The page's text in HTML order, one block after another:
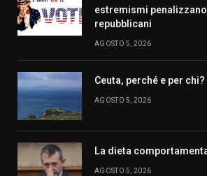
estremismi
repubblicani
AGOSTO 5, 2026
Ceuta, perché e per chi?
AGOSTO 5, 2026
La dieta
AGOSTO 5, 2026